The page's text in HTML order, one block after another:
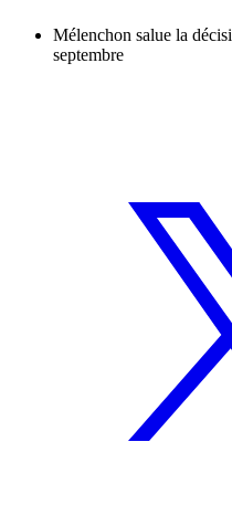
Mélenchon salue la
septembre